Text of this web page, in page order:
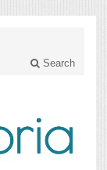
Search